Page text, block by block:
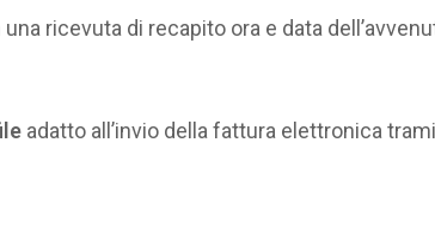
ricevuta di recapito ora e data
adatto all’invio della fattura elettronica